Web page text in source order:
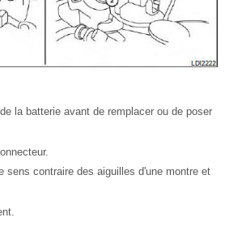
la batterie avant de remplacer ou de poser
sens contraire des aiguilles d'une montre et